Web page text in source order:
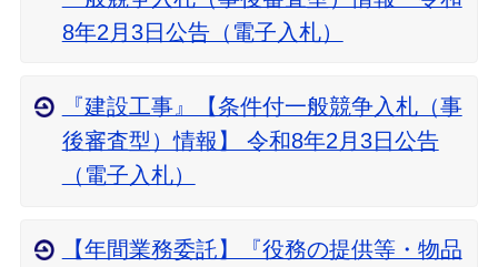
8年2月3日公告（電子入札）
『建設工事』【条件付一般競争入札（事
後審査型）情報】 令和8年2月3日公告
（電子入札）
【年間業務委託】『役務の提供等・物品